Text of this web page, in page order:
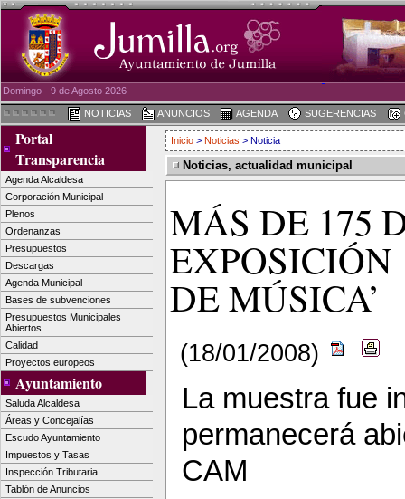
Domingo - 9 de Agosto 2026
NOTICIAS ANUNCIOS AGENDA SUGERENCIAS
Portal
Transparencia
Agenda Alcaldesa
Corporación Municipal
Plenos
Ordenanzas
Presupuestos
Descargas
Agenda Municipal
Bases de subvenciones
Presupuestos Municipales
Abiertos
Calidad
Proyectos europeos
Ayuntamiento
Saluda Alcaldesa
Áreas y Concejalías
Escudo Ayuntamiento
Impuestos y Tasas
Inspección Tributaria
Tablón de Anuncios
Inicio > Noticias > Noticia
Noticias, actualidad municipal
MÁS DE 175
EXPOSICIÓN
DE MÚSICA’
(18/01/2008)
La muestra fue
permanecerá
CAM